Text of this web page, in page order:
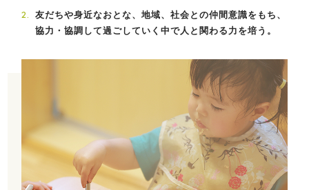
友だちや身近なおとな、地域、社会との仲間意識をもち、
協力・協調して過ごしていく中で人と関わる力を培う。